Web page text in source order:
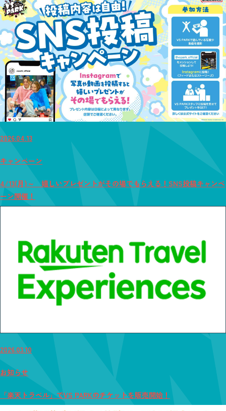
2026.04.13
キャンペーン
4/13(月)～ 嬉しいプレゼントがその場でもらえる！SNS投稿キャンペ
ーン開催！
2026.03.10
お知らせ
「楽天トラベル」でVS PARKのチケットを販売開始！